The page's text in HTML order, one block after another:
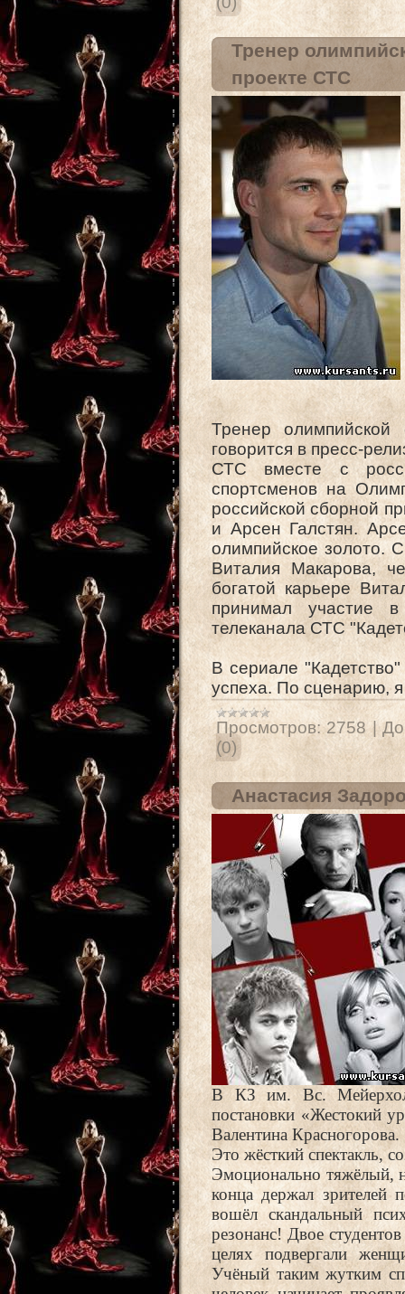
Тренер
проекте СТС
Тренер
говорится в пресс-
СТС вместе с
спортсменов на
российской сборной
и Арсен Галстян.
олимпийское золото.
Виталия Макарова,
богатой карьере
принимал участие
телеканала СТС
В сериале
успеха. По сценарию,
Просмотров: 2758 |
(0)
Анастасия
В КЗ им. Вс.
постановки «Жестокий
Валентина Красногорова.
Это жёсткий спектакль,
Эмоционально тяжёлый,
конца держал зрителей
вошёл скандальный
резонанс! Двое
целях подвергали
Учёный таким жутким